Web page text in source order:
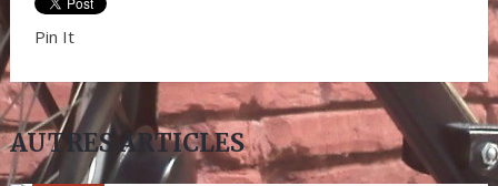
Pin It
AUTRES ARTICLES